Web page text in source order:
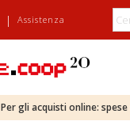
| Assistenza
Per gli acquisti online: